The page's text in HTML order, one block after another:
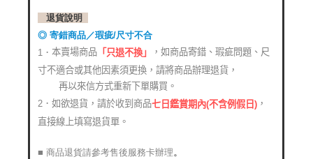
退貨說明
◎ 寄錯商品／瑕疵/尺寸不合
1． 本賣場商品 「只退不換」
，如商品寄錯、瑕疵問題、尺
寸不適合或其他因素須更換，請將商品辦理退貨，
再以來信方式重新下單購買。
2．如欲退貨，請於收到商品七日鑑賞期內(不含例假日) ，
直接線上填寫退貨單。
■ 商品退貨請參考售後服務卡辦理。